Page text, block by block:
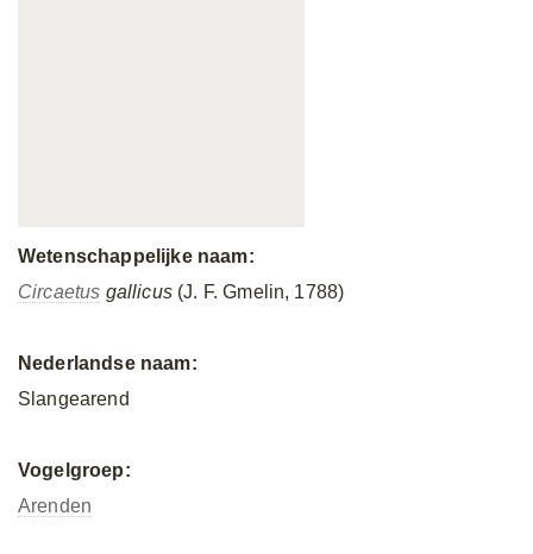
Wetenschappelijke naam:
Circaetus gallicus(J. F. Gmelin, 1788)
Nederlandse naam:
Slangearend
Vogelgroep:
Arenden